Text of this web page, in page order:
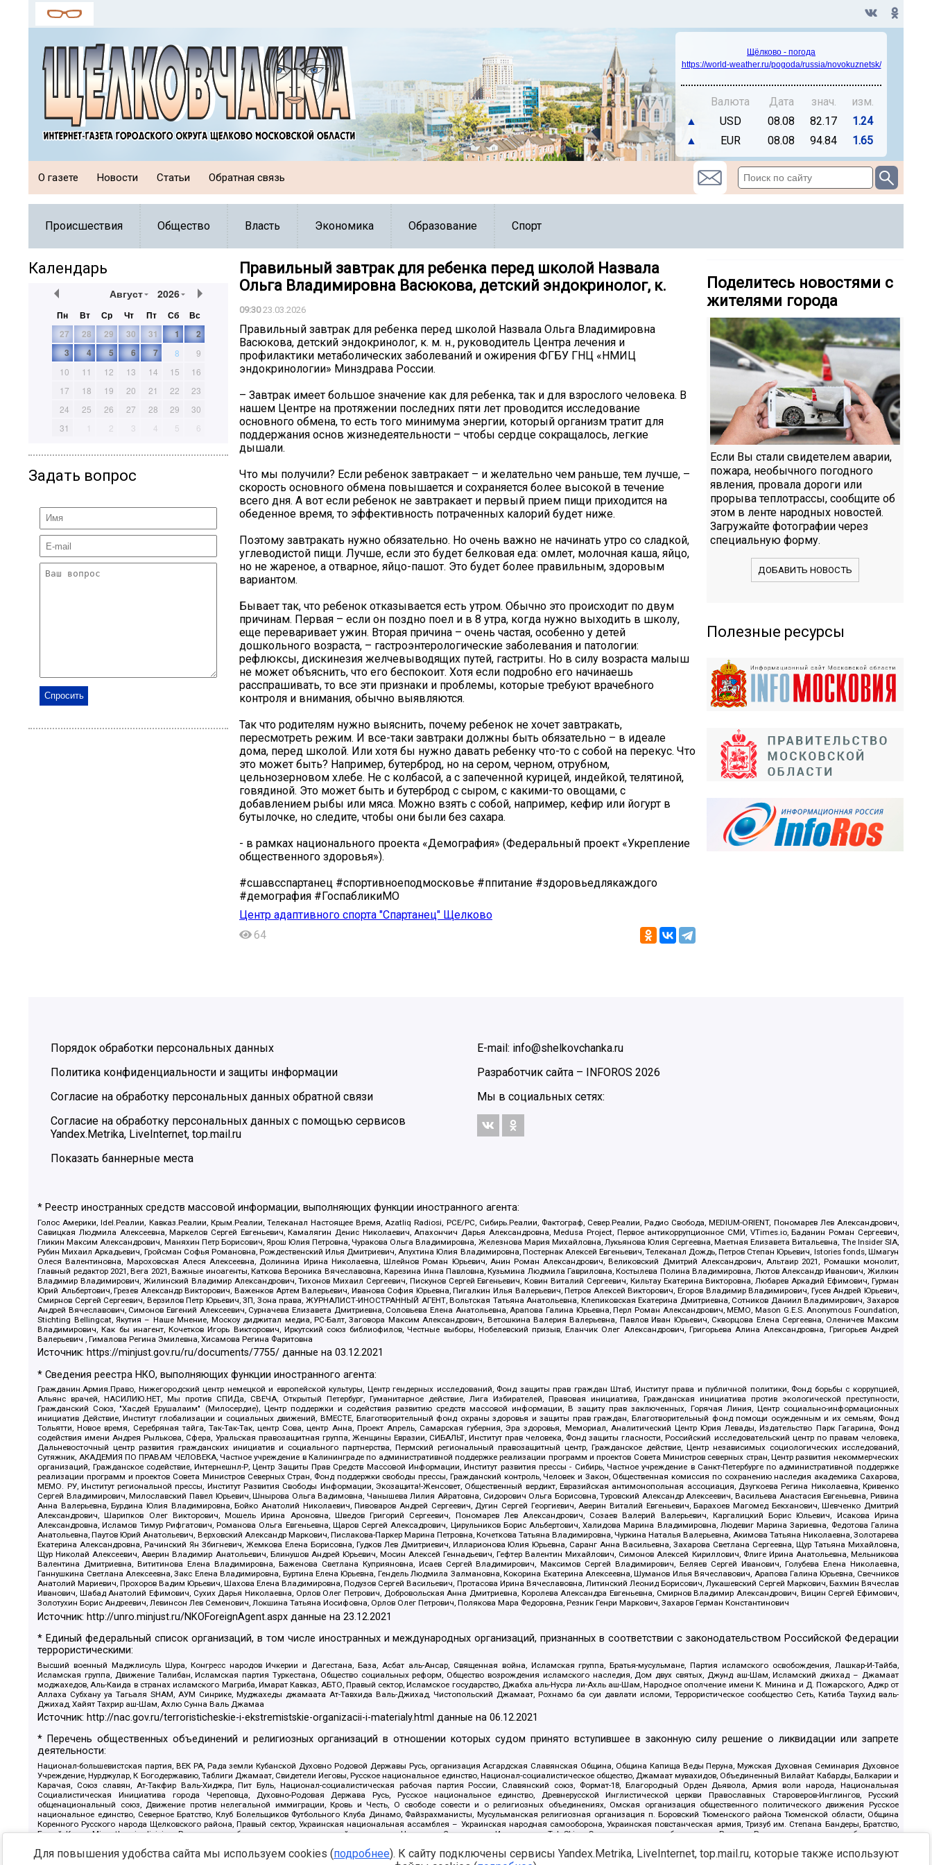
Щёлково - погода
https://world-weather.ru/pogoda/russia/novokuznetsk/
Валюта Дата знач.
изм.
▲
USD 08.08 82.17
1.24
▲
EUR 08.08 94.84 1.65
О газете Новости Статьи Обратная связь
Происшествия Общество Власть Экономика Образование Спорт
Календарь
Август 2026
Пн Вт Ср Чт Пт Сб
Вс
27
28 29 30 31 1
2
3
4 5 6 7 8
9
10
11 12 13 14 15
16
17
18 19 20 21 22
23
24
25 26 27 28 29
30
31
1 2 3 4 5 6
Задать вопрос
Правильный завтрак для ребенка перед школой Назвала
Ольга Владимировна Васюкова, детский эндокринолог, к.
09:3023.03.2026
Правильный завтрак для ребенка перед школой Назвала Ольга Владимировна
Васюкова, детский эндокринолог, к. м. н., руководитель Центра лечения и
профилактики метаболических заболеваний и ожирения ФГБУ ГНЦ «НМИЦ
эндокринологии» Минздрава России.
– Завтрак имеет большое значение как для ребенка, так и для взрослого человека. В
нашем Центре на протяжении последних пяти лет проводится исследование
основного обмена, то есть того минимума энергии, который организм тратит для
поддержания основ жизнедеятельности – чтобы сердце сокращалось, легкие
дышали.
Что мы получили? Если ребенок завтракает – и желательно чем раньше, тем лучше, –
скорость основного обмена повышается и сохраняется более высокой в течение
всего дня. А вот если ребенок не завтракает и первый прием пищи приходится на
обеденное время, то эффективность потраченных калорий будет ниже.
Поэтому завтракать нужно обязательно. Но очень важно не начинать утро со сладкой,
углеводистой пищи. Лучше, если это будет белковая еда: омлет, молочная каша, яйцо,
но не жареное, а отварное, яйцо-пашот. Это будет более правильным, здоровым
вариантом.
Бывает так, что ребенок отказывается есть утром. Обычно это происходит по двум
причинам. Первая – если он поздно поел и в 8 утра, когда нужно выходить в школу,
еще переваривает ужин. Вторая причина – очень частая, особенно у детей
дошкольного возраста, – гастроэнтерологические заболевания и патологии:
рефлюксы, дискинезия желчевыводящих путей, гастриты. Но в силу возраста малыш
не может объяснить, что его беспокоит. Хотя если подробно его начинаешь
расспрашивать, то все эти признаки и проблемы, которые требуют врачебного
контроля и внимания, обычно выявляются.
Так что родителям нужно выяснить, почему ребенок не хочет завтракать,
пересмотреть режим. И все-таки завтраки должны быть обязательно – в идеале
дома, перед школой. Или хотя бы нужно давать ребенку что-то с собой на перекус. Что
это может быть? Например, бутерброд, но на сером, черном, отрубном,
цельнозерновом хлебе. Не с колбасой, а с запеченной курицей, индейкой, телятиной,
говядиной. Это может быть и бутерброд с сыром, с какими-то овощами, с
добавлением рыбы или мяса. Можно взять с собой, например, кефир или йогурт в
бутылочке, но следите, чтобы они были без сахара.
- в рамках национального проекта «Демография» (Федеральный проект «Укрепление
общественного здоровья»).
#сшавсспартанец #спортивноеподмосковье #ппитание #здоровьедлякаждого
#демография #ГоспабликиМО
Центр адаптивного спорта "Спартанец" Щелково
64
Поделитесь новостями с
жителями города
Если Вы стали свидетелем аварии,
пожара, необычного погодного
явления, провала дороги или
прорыва теплотрассы, сообщите об
этом в ленте народных новостей.
Загружайте фотографии через
специальную форму.
ДОБАВИТЬ НОВОСТЬ
Полезные ресурсы
Порядок обработки персональных данных
Политика конфиденциальности и защиты информации
Согласие на обработку персональных данных обратной связи
Согласие на обработку персональных данных с помощью сервисов
Yandex.Metrika, LiveInternet, top.mail.ru
Показать баннерные места
E-mail: info@shelkovchanka.ru
Разработчик сайта – INFOROS 2026
Мы в социальных сетях:
* Реестр иностранных средств массовой информации, выполняющих функции иностранного агента:
Голос Америки, Idel.Реалии, Кавказ.Реалии, Крым.Реалии, Телеканал Настоящее Время, Azatliq Radiosi, PCE/PC, Сибирь.Реалии, Фактограф, Север.Реалии, Радио Свобода, MEDIUM-ORIENT, Пономарев Лев Александрович,
Савицкая Людмила Алексеевна, Маркелов Сергей Евгеньевич, Камалягин Денис Николаевич, Апахончич Дарья Александровна, Medusa Project, Первое антикоррупционное СМИ, VTimes.io, Баданин Роман Сергеевич,
Гликин Максим Александрович, Маняхин Петр Борисович, Ярош Юлия Петровна, Чуракова Ольга Владимировна, Железнова Мария Михайловна, Лукьянова Юлия Сергеевна, Маетная Елизавета Витальевна, The Insider SIA,
Рубин Михаил Аркадьевич, Гройсман Софья Романовна, Рождественский Илья Дмитриевич, Апухтина Юлия Владимировна, Постернак Алексей Евгеньевич, Телеканал Дождь, Петров Степан Юрьевич, Istories fonds, Шмагун
Олеся Валентиновна, Мароховская Алеся Алексеевна, Долинина Ирина Николаевна, Шлейнов Роман Юрьевич, Анин Роман Александрович, Великовский Дмитрий Александрович, Альтаир 2021, Ромашки монолит,
Главный редактор 2021, Вега 2021, Важные иноагенты, Каткова Вероника Вячеславовна, Карезина Инна Павловна, Кузьмина Людмила Гавриловна, Костылева Полина Владимировна, Лютов Александр Иванович, Жилкин
Владимир Владимирович, Жилинский Владимир Александрович, Тихонов Михаил Сергеевич, Пискунов Сергей Евгеньевич, Ковин Виталий Сергеевич, Кильтау Екатерина Викторовна, Любарев Аркадий Ефимович, Гурман
Юрий Альбертович, Грезев Александр Викторович, Важенков Артем Валерьевич, Иванова София Юрьевна, Пигалкин Илья Валерьевич, Петров Алексей Викторович, Егоров Владимир Владимирович, Гусев Андрей Юрьевич,
Смирнов Сергей Сергеевич, Верзилов Петр Юрьевич, ЗП, Зона права, ЖУРНАЛИСТ-ИНОСТРАННЫЙ АГЕНТ, Вольтская Татьяна Анатольевна, Клепиковская Екатерина Дмитриевна, Сотников Даниил Владимирович, Захаров
Андрей Вячеславович, Симонов Евгений Алексеевич, Сурначева Елизавета Дмитриевна, Соловьева Елена Анатольевна, Арапова Галина Юрьевна, Перл Роман Александрович, МЕМО, Mason G.E.S. Anonymous Foundation,
Stichting Bellingcat, Якутия – Наше Мнение, Москоу диджитал медиа, РС-Балт, Заговора Максим Александрович, Ветошкина Валерия Валерьевна, Павлов Иван Юрьевич, Скворцова Елена Сергеевна, Оленичев Максим
Владимирович, Как бы инагент, Кочетков Игорь Викторович, Иркутский союз библиофилов, Честные выборы, Нобелевский призыв, Еланчик Олег Александрович, Григорьева Алина Александровна, Григорьев Андрей
Валерьевич , Гималова Регина Эмилевна, Хисамова Регина Фаритовна
Источник: https://minjust.gov.ru/ru/documents/7755/ данные на03.12.2021
* Сведения реестра НКО, выполняющих функции иностранного агента:
Гражданин.Армия.Право, Нижегородский центр немецкой и европейской культуры, Центр гендерных исследований, Фонд защиты прав граждан Штаб, Институт права и публичной политики, Фонд борьбы с коррупцией,
Альянс врачей, НАСИЛИЮ.НЕТ, Мы против СПИДа, СВЕЧА, Открытый Петербург, Гуманитарное действие, Лига Избирателей, Правовая инициатива, Гражданская инициатива против экологической преступности,
Гражданский Союз, "Хасдей Ерушалаим" (Милосердие), Центр поддержки и содействия развитию средств массовой информации, В защиту прав заключенных, Горячая Линия, Центр социально-информационных
инициатив Действие, Институт глобализации и социальных движений, ВМЕСТЕ, Благотворительный фонд охраны здоровья и защиты прав граждан, Благотворительный фонд помощи осужденным и их семьям, Фонд
Тольятти, Новое время, Серебряная тайга, Так-Так-Так, центр Сова, центр Анна, Проект Апрель, Самарская губерния, Эра здоровья, Мемориал, Аналитический Центр Юрия Левады, Издательство Парк Гагарина, Фонд
содействия имени Андрея Рылькова, Сфера, Уральская правозащитная группа, Женщины Евразии, СИБАЛЬТ, Институт прав человека, Фонд защиты гласности, Российский исследовательский центр по правам человека,
Дальневосточный центр развития гражданских инициатив и социального партнерства, Пермский региональный правозащитный центр, Гражданское действие, Центр независимых социологических исследований,
Сутяжник, АКАДЕМИЯ ПО ПРАВАМ ЧЕЛОВЕКА, Частное учреждение в Калининграде по административной поддержке реализации программ и проектов Совета Министров северных стран, Центр развития некоммерческих
организаций, Гражданское содействие, Интернешнл-Р, Центр Защиты Прав Средств Массовой Информации, Институт развития прессы - Сибирь, Частное учреждение в Санкт-Петербурге по административной поддержке
реализации программ и проектов Совета Министров Северных Стран, Фонд поддержки свободы прессы, Гражданский контроль, Человек и Закон, Общественная комиссия по сохранению наследия академика Сахарова,
МЕМО. РУ, Институт региональной прессы, Институт Развития Свободы Информации, Экозащита!-Женсовет, Общественный вердикт, Евразийская антимонопольная ассоциация, Дзугкоева Регина Николаевна, Кривенко
Сергей Владимирович, Милославский Павел Юрьевич, Шнырова Ольга Вадимовна, Чанышева Лилия Айратовна, Сидорович Ольга Борисовна, Туровский Александр Алексеевич, Васильева Анастасия Евгеньевна, Ривина
Анна Валерьевна, Бурдина Юлия Владимировна, Бойко Анатолий Николаевич, Пивоваров Андрей Сергеевич, Дугин Сергей Георгиевич, Аверин Виталий Евгеньевич, Барахоев Магомед Бекханович, Шевченко Дмитрий
Александрович, Шарипков Олег Викторович, Мошель Ирина Ароновна, Шведов Григорий Сергеевич, Пономарев Лев Александрович, Созаев Валерий Валерьевич, Каргалицкий Борис Юльевич, Исакова Ирина
Александровна, Исламов Тимур Рифгатович, Романова Ольга Евгеньевна, Щаров Сергей Алексадрович, Цирульников Борис Альбертович, Халидова Марина Владимировна, Людевиг Марина Зариевна, Федотова Галина
Анатольевна, Паутов Юрий Анатольевич, Верховский Александр Маркович, Пислакова-Паркер Марина Петровна, Кочеткова Татьяна Владимировна, Чуркина Наталья Валерьевна, Акимова Татьяна Николаевна, Золотарева
Екатерина Александровна, Рачинский Ян Збигневич, Жемкова Елена Борисовна, Гудков Лев Дмитриевич, Илларионова Юлия Юрьевна, Саранг Анна Васильевна, Захарова Светлана Сергеевна, Щур Татьяна Михайловна,
Щур Николай Алексеевич, Аверин Владимир Анатольевич, Блинушов Андрей Юрьевич, Мосин Алексей Геннадьевич, Гефтер Валентин Михайлович, Симонов Алексей Кириллович, Флиге Ирина Анатольевна, Мельникова
Валентина Дмитриевна, Вититинова Елена Владимировна, Баженова Светлана Куприяновна, Исаев Сергей Владимирович, Максимов Сергей Владимирович, Беляев Сергей Иванович, Голубева Елена Николаевна,
Ганнушкина Светлана Алексеевна, Закс Елена Владимировна, Буртина Елена Юрьевна, Гендель Людмила Залмановна, Кокорина Екатерина Алексеевна, Шуманов Илья Вячеславович, Арапова Галина Юрьевна, Свечников
Анатолий Мариевич, Прохоров Вадим Юрьевич, Шахова Елена Владимировна, Подузов Сергей Васильевич, Протасова Ирина Вячеславовна, Литинский Леонид Борисович, Лукашевский Сергей Маркович, Бахмин Вячеслав
Иванович, Шабад Анатолий Ефимович, Сухих Дарья Николаевна, Орлов Олег Петрович, Добровольская Анна Дмитриевна, Королева Александра Евгеньевна, Смирнов Владимир Александрович, Вицин Сергей Ефимович,
Золотухин Борис Андреевич, Левинсон Лев Семенович, Локшина Татьяна Иосифовна, Орлов Олег Петрович, Полякова Мара Федоровна, Резник Генри Маркович, Захаров Герман Константинович
Источник: http://unro.minjust.ru/NKOForeignAgent.aspx данные на23.12.2021
* Единый федеральный список организаций, в том числе иностранных и международных организаций, признанных в соответствии с законодательством Российской Федерации
террористическими:
Высший военный Маджлисуль Шура, Конгресс народов Ичкерии и Дагестана, База, Асбат аль-Ансар, Священная война, Исламская группа, Братья-мусульмане, Партия исламского освобождения, Лашкар-И-Тайба,
Исламская группа, Движение Талибан, Исламская партия Туркестана, Общество социальных реформ, Общество возрождения исламского наследия, Дом двух святых, Джунд аш-Шам, Исламский джихад – Джамаат
моджахедов, Аль-Каида в странах исламского Магриба, Имарат Кавказ, АБТО, Правый сектор, Исламское государство, Джабха аль-Нусра ли-Ахль аш-Шам, Народное ополчение имени К. Минина и Д. Пожарского, Аджр от
Аллаха Субхану уа Тагьаля SHAM, АУМ Синрике, Муджахеды джамаата Ат-Тавхида Валь-Джихад, Чистопольский Джамаат, Рохнамо ба суи давлати исломи, Террористическое сообщество Сеть, Катиба Таухид валь-
Джихад, Хайят Тахрир аш-Шам, Ахлю Сунна Валь Джамаа
Источник: http://nac.gov.ru/terroristicheskie-i-ekstremistskie-organizacii-i-materialy.html данные на06.12.2021
* Перечень общественных объединений и религиозных организаций в отношении которых судом принято вступившее в законную силу решение о ликвидации или запрете
деятельности:
Национал-большевистская партия, ВЕК РА, Рада земли Кубанской Духовно Родовой Державы Русь, организация Асгардская Славянская Община, Община Капища Веды Перуна, Мужская Духовная Семинария Духовное
Учреждение, Нурджулар, К Богодержавию, Таблиги Джамаат, Свидетели Иеговы, Русское национальное единство, Национал-социалистическое общество, Джамаат мувахидов, Объединенный Вилайат Кабарды, Балкарии и
Карачая, Союз славян, Ат-Такфир Валь-Хиджра, Пит Буль, Национал-социалистическая рабочая партия России, Славянский союз, Формат-18, Благородный Орден Дьявола, Армия воли народа, Национальная
Социалистическая Инициатива города Череповца, Духовно-Родовая Держава Русь, Русское национальное единство, Древнерусской Инглистической церкви Православных Староверов-Инглингов, Русский
общенациональный союз, Движение против нелегальной иммиграции, Кровь и Честь, О свободе совести и о религиозных объединениях, Омская организация общественного политического движения Русское
национальное единство, Северное Братство, Клуб Болельщиков Футбольного Клуба Динамо, Файзрахманисты, Мусульманская религиозная организация п. Боровский Тюменского района Тюменской области, Община
Коренного Русского народа Щелковского района, Правый сектор, Украинская национальная ассамблея – Украинская народная самооборона, Украинская повстанческая армия, Тризуб им. Степана Бандеры, Братство,
Белый Крест, Misanthropic division, Религиозное объединение последователей инглиизма, Народная Социальная Инициатива, TulaSkins, Этнополитическое объединение Русские, Русское национальное объединение
Артподготовка, Штольц, В честь иконы Божией Матери Державная, Сектор 16, Независимость, Фирма, Молодежная правозащитная группа МПГ, Курсом Правды и Единения, Каракольская инициативная группа, Автоград
Для повышения удобства сайта мы используем cookies (подробнее). К сайту подключены сервисы Yandex.Metrika, LiveInternet, top.mail.ru, которые также используют